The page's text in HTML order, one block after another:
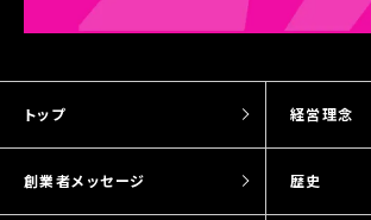
トップ 経営理念
創業者メッセージ 歴史